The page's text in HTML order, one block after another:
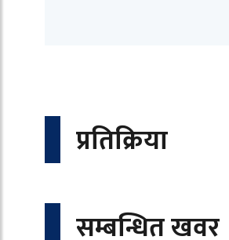
प्रतिक्रिया
सम्बन्धित खवर